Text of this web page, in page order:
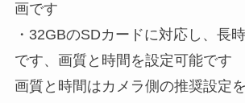
画です
・32GBのSDカードに対応し、長
です、画質と時間を設定可能です
画質と時間はカメラ側の推奨設定